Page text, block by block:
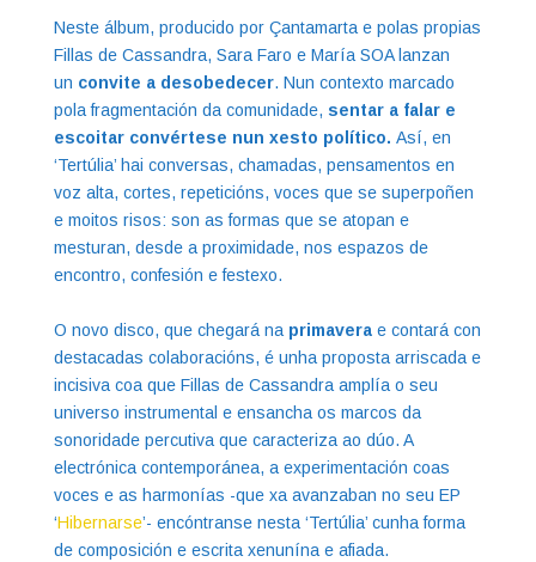
Neste álbum, producido por Çantamarta e polas propias
Fillas de Cassandra, Sara Faro e María SOA lanzan
un convite a desobedecer. Nun contexto marcado
pola fragmentación da comunidade, sentar a falar e
escoitar convértese nun xesto político. Así, en
‘Tertúlia’ hai conversas, chamadas, pensamentos en
voz alta, cortes, repeticións, voces que se superpoñen
e moitos risos: son as formas que se atopan e
mesturan, desde a proximidade, nos espazos de
encontro, confesión e festexo.
O novo disco, que chegará na primaverae contará con
destacadas colaboracións, é unha proposta arriscada e
incisiva coa que Fillas de Cassandra amplía o seu
universo instrumental e ensancha os marcos da
sonoridade percutiva que caracteriza ao dúo. A
electrónica contemporánea, a experimentación coas
voces e as harmonías -que xa avanzaban no seu EP
‘Hibernarse’- encóntranse nesta ‘Tertúlia’ cunha forma
de composición e escrita xenunína e afiada.